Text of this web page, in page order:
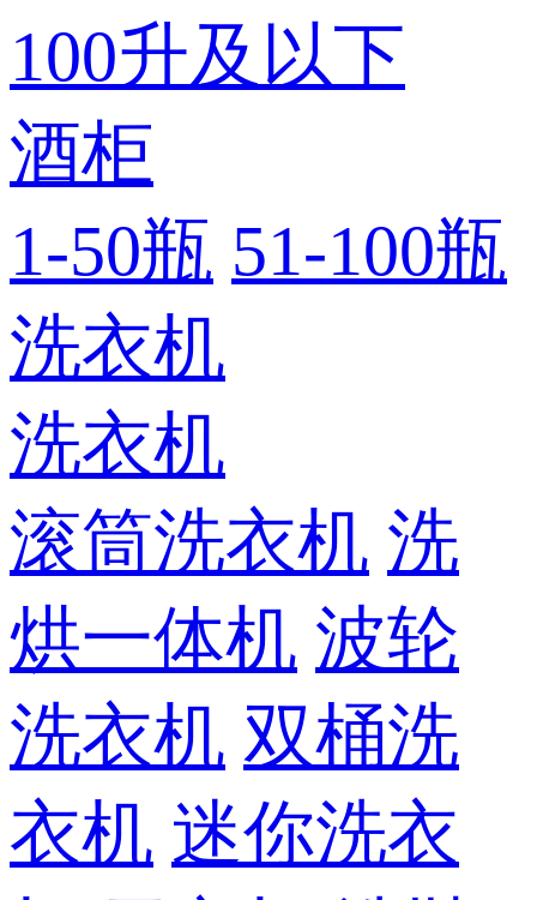
100升及以下
酒柜
1-50瓶 51-100瓶
洗衣机
洗衣机
滚筒洗衣机 洗
烘一体机 波轮
洗衣机 双桶洗
衣机 迷你洗衣